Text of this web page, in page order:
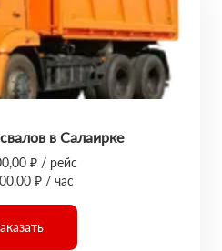
в Салаирке
₽ / рейс
₽ / час